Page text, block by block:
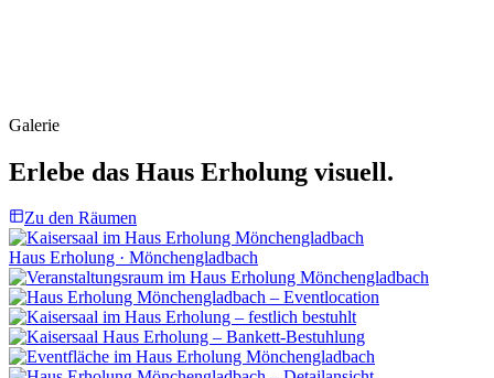
Galerie
Erlebe das Haus Erholung visuell.
Zu den Räumen
Haus Erholung · Mönchengladbach